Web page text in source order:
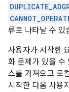
류로 나타날 수 있
사용자가 시작한
화 문제가 있을 수
스를 가져오고 로
시작한 다음 사용